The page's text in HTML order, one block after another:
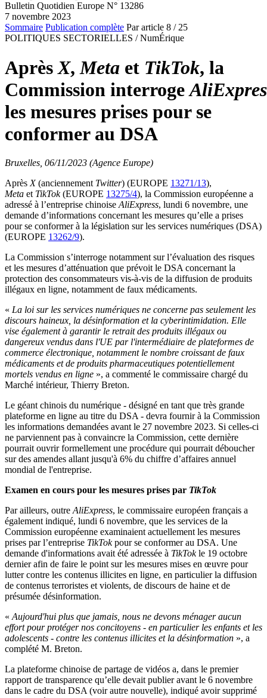
Bulletin Quotidien Europe N° 13286
7 novembre 2023
Sommaire Publication complète Par article 8 / 25
POLITIQUES SECTORIELLES / NumÉrique
AprèsX, Meta et TikTok, la
Commission interroge
les mesures prises pour se
conformer au DSA
Bruxelles, 06/11/2023 (Agence Europe)
Après X(anciennement Twitter) (EUROPE 13271/13),
Meta et TikTok(EUROPE 13275/4), la Commission européenne a
adressé à l’entreprise chinoise AliExpress, lundi 6 novembre, une
demande d’informations concernant les mesures qu’elle a prises
pour se conformer à la législation sur les services numériques (DSA)
(EUROPE 13262/9).
La Commission s’interroge notamment sur l’évaluation des risques
et les mesures d’atténuation que prévoit le DSA concernant la
protection des consommateurs vis-à-vis de la diffusion de produits
illégaux en ligne, notamment de faux médicaments.
« La loi sur les services numériques ne concerne pas seulement les
discours haineux, la désinformation et la cyberintimidation. Elle
vise également à garantir le retrait des produits illégaux ou
dangereux vendus dans l'UE par l'intermédiaire de plateformes de
commerce électronique, notamment le nombre croissant de faux
médicaments et de produits pharmaceutiques potentiellement
mortels vendus en ligne », a commenté le commissaire chargé du
Marché intérieur, Thierry Breton.
Le géant chinois du numérique - désigné en tant que très grande
plateforme en ligne au titre du DSA - devra fournir à la Commission
les informations demandées avant le 27 novembre 2023. Si celles-ci
ne parviennent pas à convaincre la Commission, cette dernière
pourrait ouvrir formellement une procédure qui pourrait déboucher
sur des amendes allant jusqu'à 6% du chiffre d’affaires annuel
mondial de l'entreprise.
Examen en cours pour les mesures prises par TikTok
Par ailleurs, outre AliExpress, le commissaire européen français a
également indiqué, lundi 6 novembre, que les services de la
Commission européenne examinaient actuellement les mesures
prises par l’entreprise TikTokpour se conformer au DSA. Une
demande d'informations avait été adressée à TikTokle 19 octobre
dernier afin de faire le point sur les mesures mises en œuvre pour
lutter contre les contenus illicites en ligne, en particulier la diffusion
de contenus terroristes et violents, de discours de haine et de
présumée désinformation.
« Aujourd'hui plus que jamais, nous ne devons ménager aucun
effort pour protéger nos concitoyens - en particulier les enfants et les
adolescents - contre les contenus illicites et la désinformation », a
complété M. Breton.
La plateforme chinoise de partage de vidéos a, dans le premier
rapport de transparence qu’elle devait publier avant le 6 novembre
dans le cadre du DSA (voir autre nouvelle), indiqué avoir supprimé